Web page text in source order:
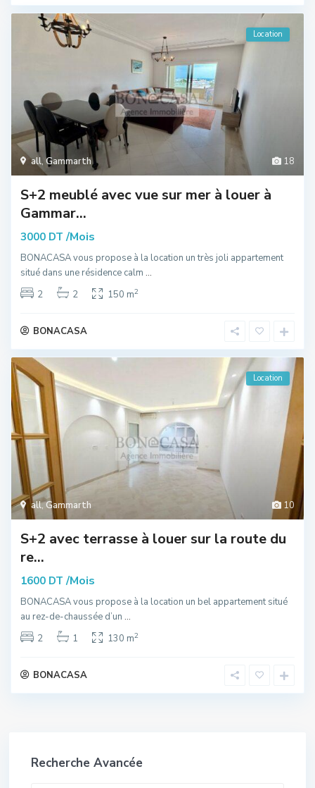
18
all, Gammarth
Location
S+2 meublé avec vue sur mer à louer à
Gammar...
3000 DT /Mois
BONACASA vous propose à la location un très joli appartement
situé dans une résidence calm ...
2
2 150 m2
BONACASA
10
all,Gammarth
Location
S+2 avec terrasse à louer sur la route du
re...
1600 DT /Mois
BONACASA vous propose à la location un bel appartement situé
au rez-de-chaussée d’un ...
2
1 130 m2
BONACASA
Recherche Avancée